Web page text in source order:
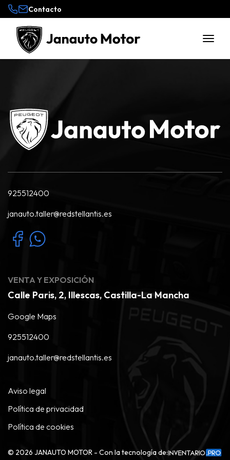
Contacto
925512400
janauto.taller@redstellantis.es
VENTA Y EXPOSICIÓN
Calle Paris, 2, Illescas, Castilla-La Mancha
Google Maps
925512400
janauto.taller@redstellantis.es
Aviso legal
Política de privacidad
Política de cookies
© 2026 JANAUTO MOTOR - Con la tecnología de: